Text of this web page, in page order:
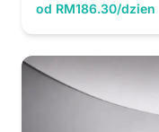
od RM186.30/dzien